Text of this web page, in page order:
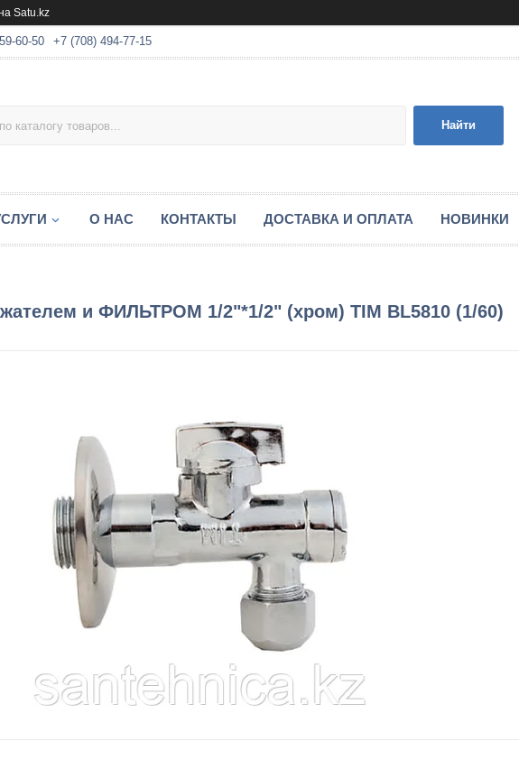
Satu.kz
60-50 +7 (708) 494-77-15
Найти
О НАС КОНТАКТЫ ДОСТАВКА И ОПЛАТА НОВИНКИ
и ФИЛЬТРОМ 1/2"*1/2" (хром) TIM BL5810 (1/60)